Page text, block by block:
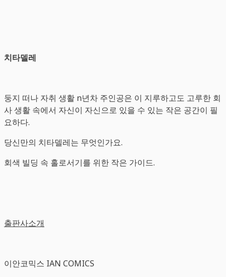
치타델레
둥지 떠나 자취 생활 n년차 주인공은 이 지루하고도 고루한 회
사 생활 속에서 자신이 자신으로 있을 수 있는 작은 공간이 필
요하다.
당신만의 치타델레는 무엇인가요.
회색 빌딩 속 홀로서기를 위한 작은 가이드.
출판사소개
이안코믹스 IAN COMICS